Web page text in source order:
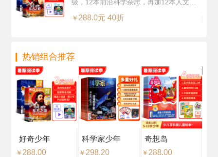
年共12期24本，科学版+历史版）
+赠送AI阅读助手
级，12本前沿科学杂志，再加12本人文知
￥ 288.0元 40折
热销组合推荐
好奇少年
￥ 288.00
科学家少年
￥ 298.20
奇想岛
￥ 288.00